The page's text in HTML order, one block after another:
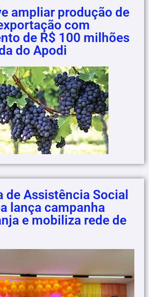
ampliar produção de
com
de R$ 100 milhões
do Apodi
de Assistência Social
lança campanha
e mobiliza rede de